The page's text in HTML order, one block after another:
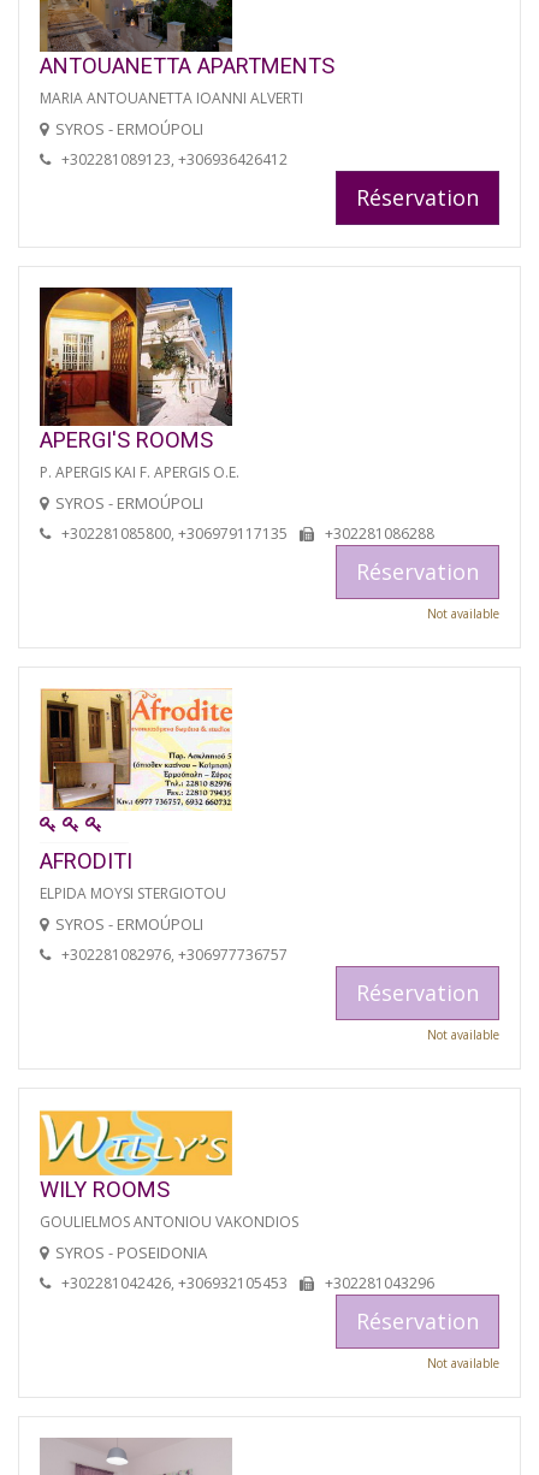
ANTOUANETTA APARTMENTS
MARIA ANTOUANETTA IOANNI ALVERTI
SYROS - ERMOÚPOLI
+302281089123, +306936426412
Réservation
APERGI'S ROOMS
P. APERGIS KAI F. APERGIS O.E.
SYROS - ERMOÚPOLI
+302281085800, +306979117135 +302281086288
Réservation
Not available
AFRODITI
ELPIDA MOYSI STERGIOTOU
SYROS - ERMOÚPOLI
+302281082976, +306977736757
Réservation
Not available
WILY ROOMS
GOULIELMOS ANTONIOU VAKONDIOS
SYROS - POSEIDONIA
+302281042426, +306932105453 +302281043296
Réservation
Not available